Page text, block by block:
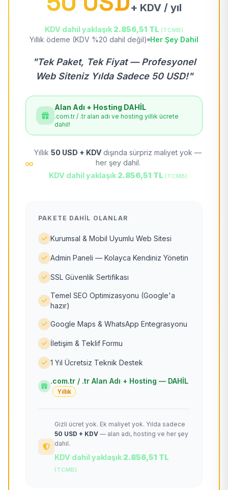
+ KDV / yıl
KDV dahil yaklaşık 2.856,51 TL (TCMB)
Yıllık ödeme (KDV %20 dahil değil) Her Şey Dahil
"Tek Paket, Tek Fiyat — Profesyonel
Web Siteniz Yılda Sadece 50 USD!"
Alan Adı + Hosting DAHİL
.com.tr / .tr alan adı ve hosting yıllık ücrete
dahil!
Yıllık 50 USD + KDV dışında sürpriz maliyet yok —
her şey dahil.
KDV dahil yaklaşık 2.856,51 TL (TCMB)
PAKETE DAHIL OLANLAR
Kurumsal & Mobil Uyumlu Web Sitesi
Admin Paneli — Kolayca Kendiniz Yönetin
SSL Güvenlik Sertifikası
Temel SEO Optimizasyonu (Google'a
hazır)
Google Maps & WhatsApp Entegrasyonu
İletişim & Teklif Formu
1 Yıl Ücretsiz Teknik Destek
.com.tr / .tr Alan Adı + Hosting — DAHİL
Yıllık
Gizli ücret yok. Ek maliyet yok. Yılda sadece
50 USD + KDV — alan adı, hosting ve her şey
dahil.
KDV dahil yaklaşık 2.856,51 TL
(TCMB)